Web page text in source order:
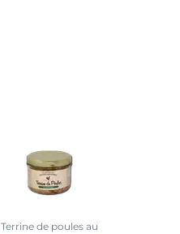
Terrine de poules au